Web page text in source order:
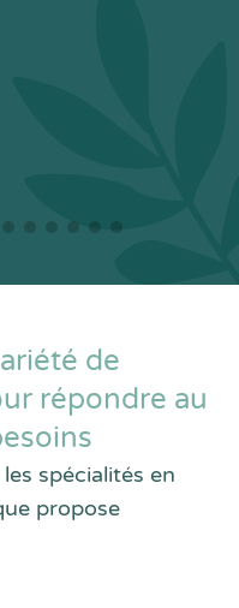
de
répondre au
spécialités en
propose